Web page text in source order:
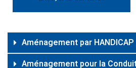
Aménagement par HANDICAP
Aménagement pour la